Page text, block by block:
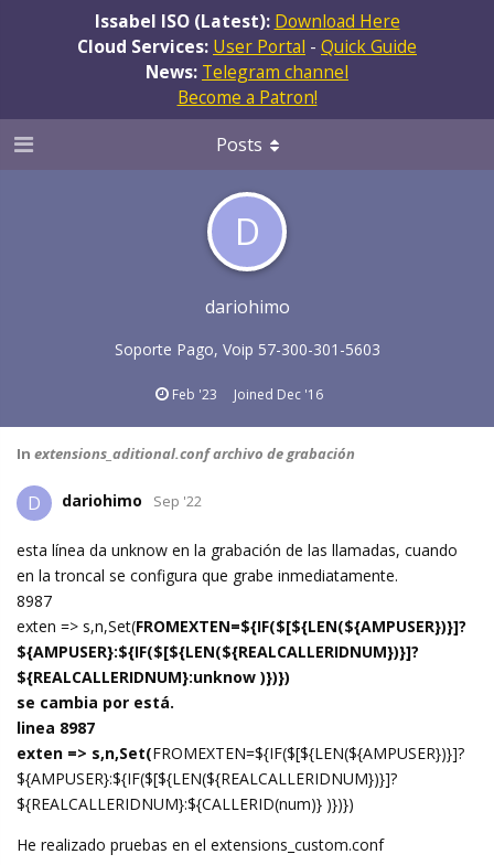
Issabel ISO (Latest): Download Here
Cloud Services: User Portal - Quick Guide
News: Telegram channel
Become a Patron!
D
dariohimo
Soporte Pago, Voip 57-300-301-5603
Feb '23 Joined Dec '16
Posts
In extensions_aditional.conf archivo de grabación
D dariohimo Sep '22
esta línea da unknow en la grabación de las llamadas, cuando
en la troncal se configura que grabe inmediatamente.
8987
exten => s,n,Set(FROMEXTEN=${IF($[${LEN(${AMPUSER})}]?
${AMPUSER}:${IF($[${LEN(${REALCALLERIDNUM})}]?
${REALCALLERIDNUM}:unknow )})})
se cambia por está.
linea 8987
exten => s,n,Set(FROMEXTEN=${IF($[${LEN(${AMPUSER})}]?
${AMPUSER}:${IF($[${LEN(${REALCALLERIDNUM})}]?
${REALCALLERIDNUM}:${CALLERID(num)} )})})
He realizado pruebas en el extensions_custom.conf